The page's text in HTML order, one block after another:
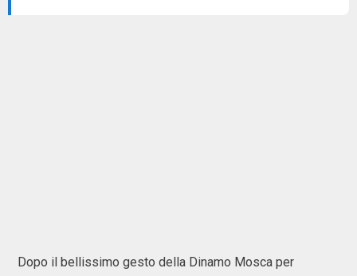
Dopo il bellissimo gesto della Dinamo Mosca per